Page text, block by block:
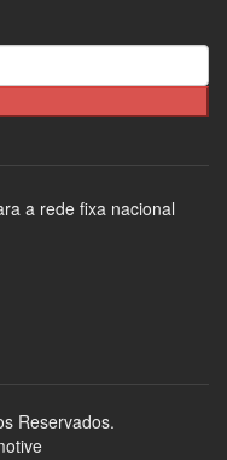
a rede fixa nacional
Reservados.